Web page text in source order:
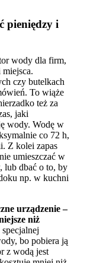
pieniędzy i
wody dla firm,
czy butelkach
To wiąże
też za
jaki
wody. Wodę w
co 72 h,
Z kolei zapas
umieszczać w
lub dbać o to, by
np. w kuchni
urządzenie –
niż
bo pobiera ją
z wodą jest